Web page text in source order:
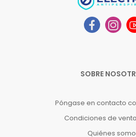
SOBRE
Póngase en contacto
Condiciones de
Quiénes